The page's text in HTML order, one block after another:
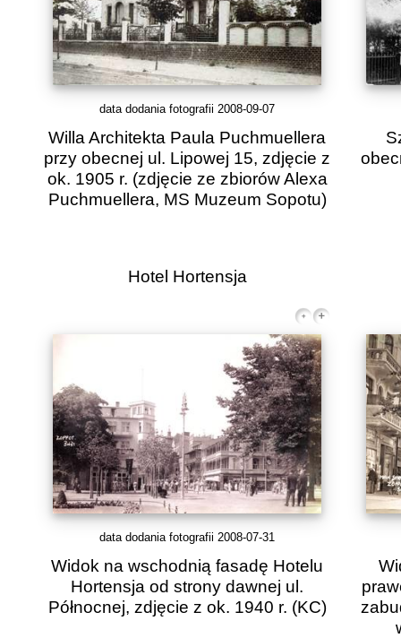
data dodania fotografii 2008-09-07
Willa Architekta Paula Puchmuellera
przy obecnej ul. Lipowej 15, zdjęcie z
ok. 1905 r. (zdjęcie ze zbiorów Alexa
Puchmuellera, MS Muzeum Sopotu)
Hotel Hortensja
data dodania fotografii 2008-07-31
Widok na wschodnią fasadę Hotelu
Hortensja od strony dawnej ul.
Północnej, zdjęcie z ok. 1940 r. (KC)